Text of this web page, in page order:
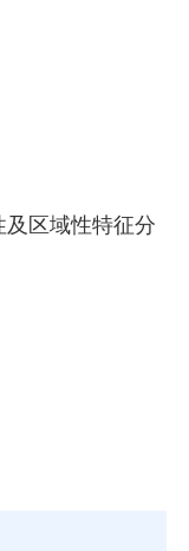
区域性特征分